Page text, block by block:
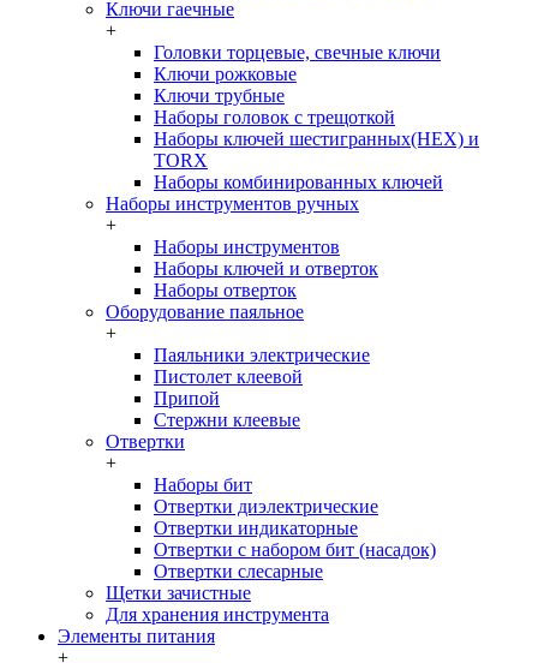
Ключи гаечные
+
Головки торцевые, свечные ключи
Ключи рожковые
Ключи трубные
Наборы головок c трещоткой
Наборы ключей шестигранных(HEX) и
TORX
Наборы комбинированных ключей
Наборы инструментов ручных
+
Наборы инструментов
Наборы ключей и отверток
Наборы отверток
Оборудование паяльное
+
Паяльники электрические
Пистолет клеевой
Припой
Стержни клеевые
Отвертки
+
Наборы бит
Отвертки диэлектрические
Отвертки индикаторные
Отвертки с набором бит (насадок)
Отвертки слесарные
Щетки зачистные
Для хранения инструмента
Элементы питания
+